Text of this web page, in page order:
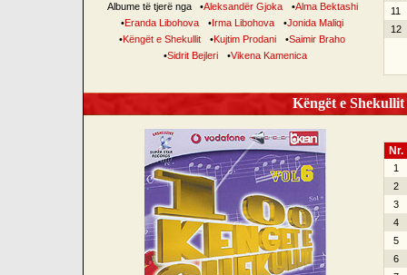
Albume të tjerë nga •Aleksandër Gjoka •Alma Bektashi
•Eranda Libohova •Irma Libohova •Jonida Maliqi
•Këngët e Shekullit •Kujtim Prodani •Saimir Braho
•Sidrit Bejleri •Vikena Kamenica
11
12
Këngët e
Nr.
1
2
3
4
5
6